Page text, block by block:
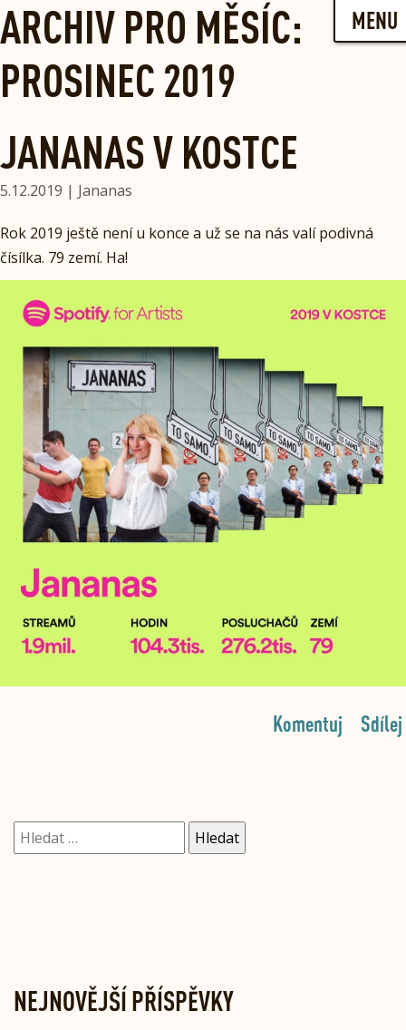
Skip
to
content
MENU
ARCHIV PRO MĚSÍC:
PROSINEC 2019
JANANAS V KOSTCE
5.12.2019 | Jananas
Rok 2019 ještě není u konce a už se na nás valí podivná
čísílka. 79 zemí. Ha!
Sdílej
Komentuj
Vyhledávání
NEJNOVĚJŠÍ PŘÍSPĚVKY